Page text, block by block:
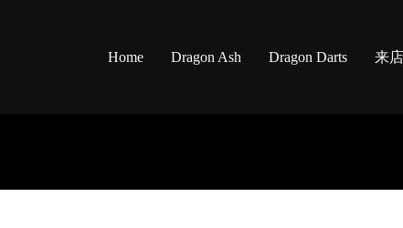
Home Dragon Ash Dragon Darts 来